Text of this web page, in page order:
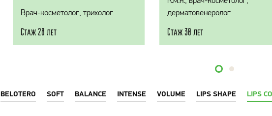
Врач-косметолог, трихолог
Стаж 28 лет
дерматовенеролог
Стаж 30 лет
BELOTERO SOFT BALANCE INTENSE VOLUME LIPS SHAPE LIPS